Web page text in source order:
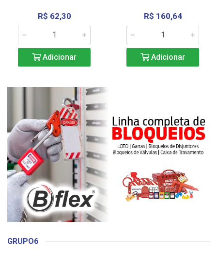
R$ 62,30
Adicionar
R$ 160,64
Adicionar
GRUPO6